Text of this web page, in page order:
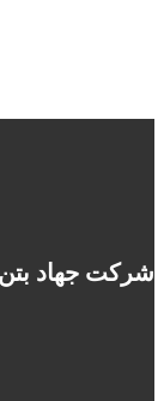
شرکت جهاد بتن